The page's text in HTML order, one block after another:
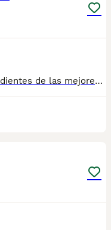
Espectaculares cachorritos descendientes de las mejores líneas de sangre. Las camadas están bajo supervisión veterinaria desde su nacimiento hasta que son entregadas a su nueva familia. Criados por un equipo de profesionales y mejores personas que, con años de experiencia a sus espaldas, cuidan a los animales por vocación, aplicando una cría ética y responsable para que cada cachorro se desarrolle con la mejor salud y con un buen temperamento. Todos los cachorritos se entregan con unos dos meses y medio de edad y sus vacunas correspondientes, desparasitados interna y externamente, con certificado de salud, y garantía tanto por enfermedad vírica como congénito genética. Posibilidad de entregar en toda España mediante transporte propio habilitado para perros y con chofer privado. Los precios pueden variar según las características y morfología de cada cachorro. Puedes contactar en el 696 09 34 48